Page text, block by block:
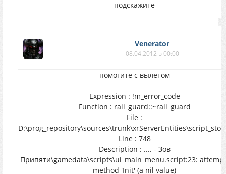
подскажите
Venerator
08.04.2012 в 00:00
помогите с вылетом
Expression : !m_error_code
Function : raii_guard::~raii_guard
File :
Line : 748
Description : .... - Зов
Припяти\gamedata\scripts\ui_main_menu.script:23:
method 'Init' (a nil value)